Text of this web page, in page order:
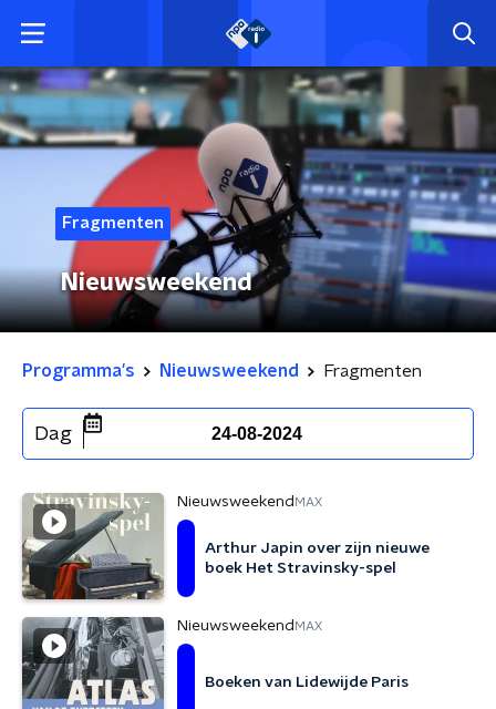
Fragmenten
Nieuwsweekend
Programma's Nieuwsweekend Fragmenten
Dag 24-08-2024
Nieuwsweekend MAX
Arthur Japin over zijn nieuwe
boek Het Stravinsky-spel
Nieuwsweekend MAX
Boeken van Lidewijde Paris